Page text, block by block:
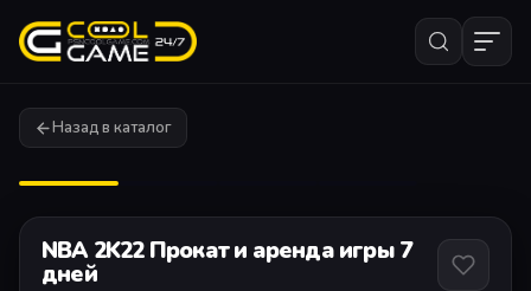
Назад в каталог
NBA 2K22 Прокат и аренда игры 7
дней